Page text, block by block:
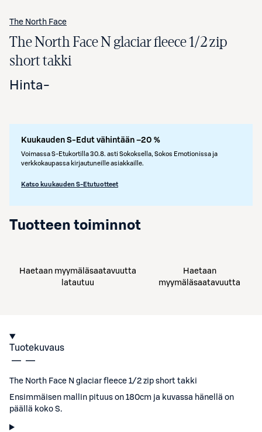
The North Face
The North Face N glaciar fleece 1/2 zip
short takki
Hinta-
Kuukauden S-Edut vähintään –20 %
Voimassa S-Etukortilla 30.8. asti Sokoksella, Sokos Emotionissa ja
verkkokaupassa kirjautuneille asiakkaille.
Katso kuukauden S-Etutuotteet
Tuotteen toiminnot
Haetaan myymäläsaatavuutta
latautuu
Haetaan
myymäläsaatavuutta
Tuotekuvaus
The North Face N glaciar fleece 1/2 zip short takki
Ensimmäisen mallin pituus on 180cm ja kuvassa hänellä on
päällä koko S.